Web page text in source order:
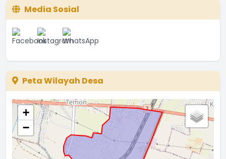
Media Sosial
Peta Wilayah Desa
+
−